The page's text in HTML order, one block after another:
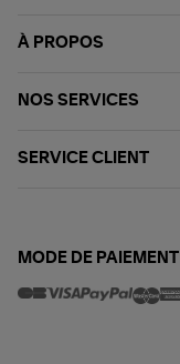
À PROPOS
NOS SERVICES
SERVICE CLIENT
MODE DE PAIEMENT